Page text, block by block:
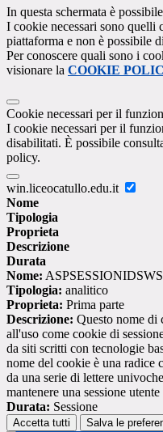
In questa schermata è
I cookie necessari sono quelli
piattaforma e non è possibile
Per conoscere quali sono i
visionare la COOKIE
Cookie necessari per il
I cookie necessari per il
disabilitati. È possibile
policy.
win.liceocatullo.edu.it
Nome
Tipologia
Proprieta
Descrizione
Durata
Nome:
Tipologia: analitico
Proprieta: Prima parte
Descrizione: Questo nome di
all'uso come cookie di
da siti scritti con tecnologie
nome del cookie è una radice
da una serie di lettere
mantenere una sessione
Durata: Sessione
Accetta tutti Salva le